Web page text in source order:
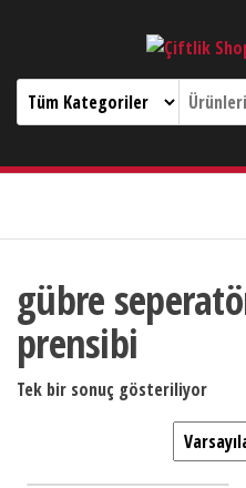
Çiftlik Shop 0533
gübre
prensibi
Tek bir sonuç gösteriliyor